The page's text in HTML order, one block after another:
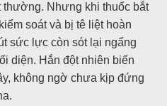
thường. Nhưng khi thuốc bắt
soát và bị tê liệt hoàn
sức lực còn sót lại ngẩng
diện. Hắn đột nhiên biến
không ngờ chưa kịp đứng